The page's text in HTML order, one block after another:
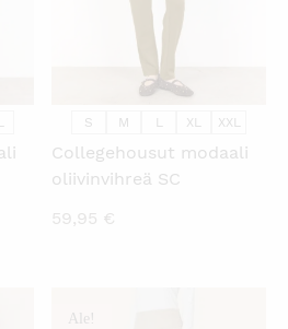
€.
S M XL XXL
Collegehousut modaali
oliivinvihreä SC
59,95 €
Ale!